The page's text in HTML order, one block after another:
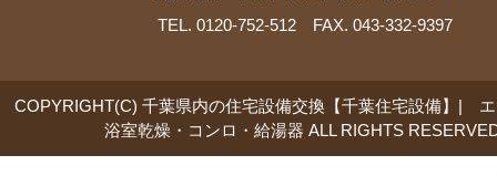
TEL. 0120-752-512 FAX. 043-332-9397
COPYRIGHT(C) 千葉県内の住宅設備交換【千葉住宅設備】|
浴室乾燥・コンロ・給湯器 ALL RIGHTS